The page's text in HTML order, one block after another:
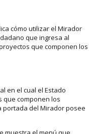
cómo utilizar el Mirador
que ingresa al
que componen los
en el cual el Estado
que componen los
portada del Mirador posee